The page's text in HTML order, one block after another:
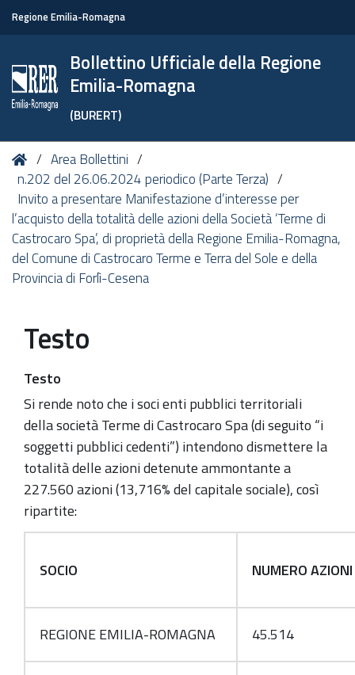
Regione Emilia-Romagna
Bollettino Ufficiale della Regione
Emilia-Romagna
(BURERT)
Tu
sei
qui:
HomeArea Bollettini
n.202 del 26.06.2024 periodico (Parte Terza)
Invito a presentare Manifestazione d’interesse per
l’acquisto della totalità delle azioni della Società ‘Terme di
Castrocaro Spa’, di proprietà della Regione Emilia-Romagna,
del Comune di Castrocaro Terme e Terra del Sole e della
Provincia di Forlì-Cesena
Testo
Testo
Si rende noto che i soci enti pubblici territoriali
della società Terme di Castrocaro Spa (di seguito “i
soggetti pubblici cedenti”) intendono dismettere la
totalità delle azioni detenute ammontante a
227.560 azioni (13,716% del capitale sociale), così
ripartite:
SOCIO NUMERO AZIONI
REGIONE EMILIA-ROMAGNA 45.514